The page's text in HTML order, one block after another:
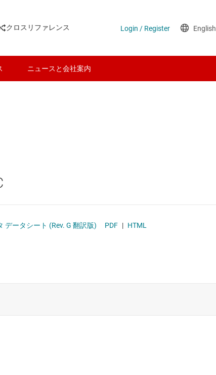
クロスリファレンス
ニュースと会社案内
ッサ
タ
ータシート (Rev. G 翻訳版) PDF | HTML